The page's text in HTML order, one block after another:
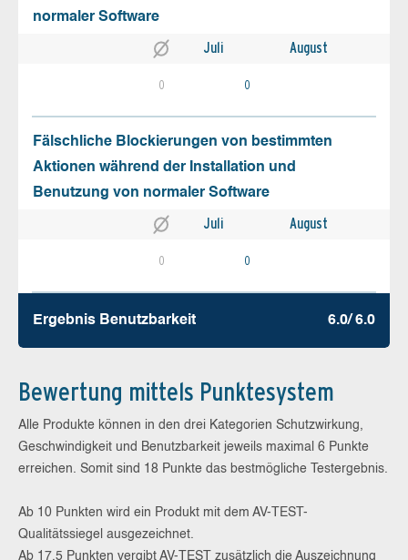
normaler Software
Juli August
0 0
Fälschliche Blockierungen von bestimmten
Aktionen während der Installation und
Benutzung von normaler Software
Juli August
0 0
Ergebnis Benutz­barkeit 6.0/ 6.0
Bewertung mittels Punktesystem
Alle Produkte können in den drei Kategorien Schutzwirkung,
Geschwindigkeit und Benutzbarkeit jeweils maximal 6 Punkte
erreichen. Somit sind 18 Punkte das bestmögliche Testergebnis.
Ab 10 Punkten wird ein Produkt mit dem AV-TEST-
Qualitätssiegel ausgezeichnet.
Ab 17,5 Punkten vergibt AV-TEST zusätzlich die Auszeichnung